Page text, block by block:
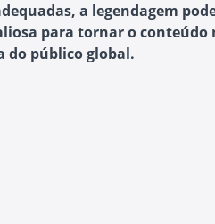
a legendagem
para tornar o conteúdo
do público global.